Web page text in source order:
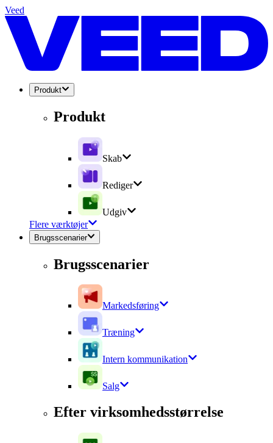
Veed
Produkt
Produkt
Skab
Rediger
Udgiv
Flere værktøjer
Brugsscenarier
Brugsscenarier
Markedsføring
Træning
Intern kommunikation
Salg
Efter virksomhedsstørrelse